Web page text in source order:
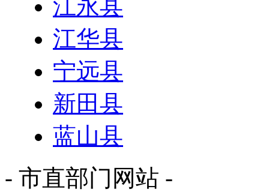
江永县
江华县
宁远县
新田县
蓝山县
- 市直部门网站 -